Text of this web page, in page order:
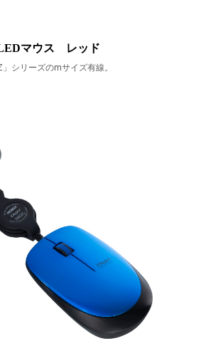
マウス レッド
シリーズのmサイズ有線。